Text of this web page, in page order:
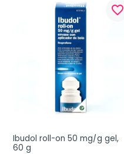
favorite_border
Ibudol roll-on 50 mg/g gel,
60 g